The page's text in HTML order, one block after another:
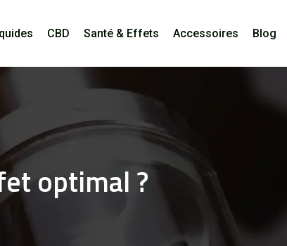
CBD Santé & Effets Accessoires Blog
optimal ?